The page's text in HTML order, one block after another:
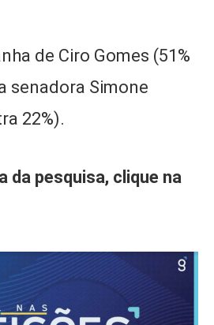
de Ciro Gomes (51%
senadora Simone
22%).
da pesquisa, clique na